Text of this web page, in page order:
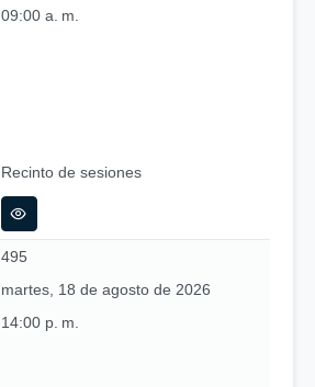
09:00 a. m.
Recinto de sesiones
495
martes, 18 de agosto de 2026
14:00 p. m.